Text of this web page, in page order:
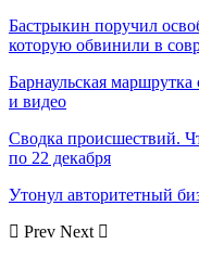
Бастрыкин поручил
которую обвинили в
Барнаульская
и видео
Сводка происшествий.
по 22 декабря
Утонул авторитетный
Prev Next